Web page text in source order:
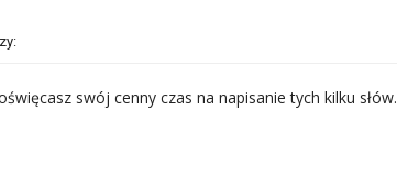
swój cenny czas na napisanie tych kilku słów.